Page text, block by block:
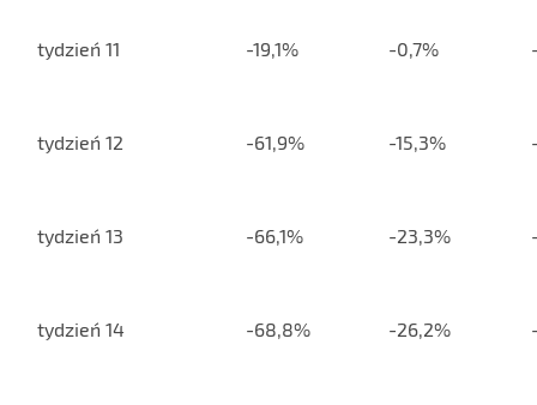
tydzień 11 -19,1% -0,7%
tydzień 12 -61,9% -15,3%
tydzień 13 -66,1% -23,3%
tydzień 14 -68,8% -26,2%